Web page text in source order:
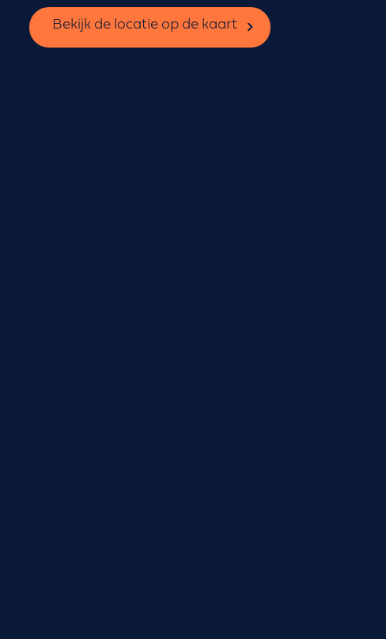
Bekijk de locatie op de kaart